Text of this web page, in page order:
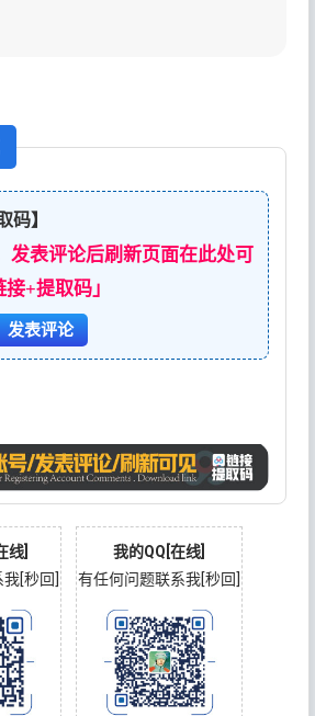
码】
发表评论后刷新页面在此处可
+提取码」
发表评论
线]
[秒回]
我的QQ[在线]
有任何问题联系我[秒回]